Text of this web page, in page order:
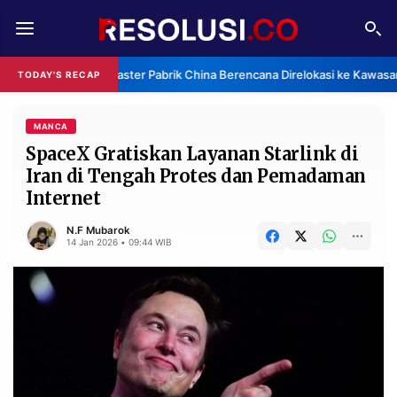
TODAY'S RECAPKlaster Pabrik China Berencana Direlokasi ke
REDAKSI TENTANG
RESOLUSI IKLAN
RUBRIKASI
EDITORIAL
FINANSIA PERSONA
DAERAH NASIONAL
MANCA SPORT
MANCA
SpaceX Gratiskan Layanan Starlink di
Iran di Tengah Protes dan Pemadaman
Internet
N.F Mubarok
14 Jan 2026 • 09:44 WIB